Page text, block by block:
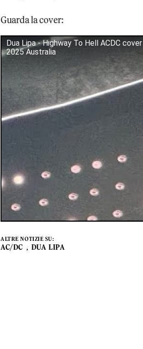
Guarda la cover:
Dua Lipa - Highway To Hell ACDC
2025 Australia
ALTRE NOTIZIE SU:
AC/DC DUA LIPA